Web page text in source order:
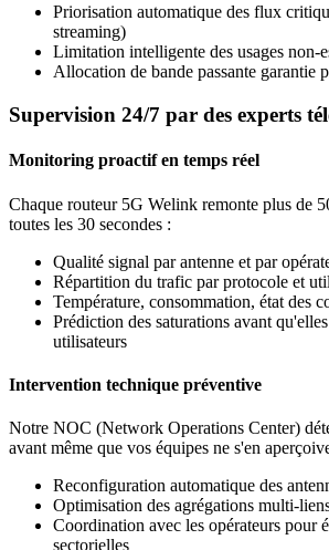
Priorisation automatique des flux
streaming)
Limitation intelligente des usages non-
Allocation de bande passante garantie
Supervision 24/7 par des experts
Monitoring proactif en temps réel
Chaque routeur 5G Welink remonte plus de
toutes les 30 secondes :
Qualité signal par antenne et par
Répartition du trafic par protocole et
Température, consommation, état des
Prédiction des saturations avant
utilisateurs
Intervention technique préventive
Notre NOC (Network Operations Center)
avant même que vos équipes ne s'en
Reconfiguration automatique des
Optimisation des agrégations multi-
Coordination avec les opérateurs pour
sectorielles